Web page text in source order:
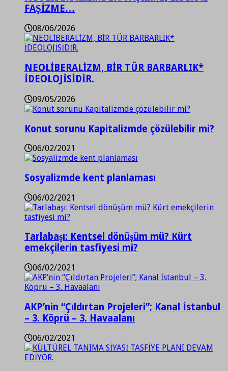
FAŞİZME…
08/06/2026
NEOLİBERALİZM, BİR TÜR BARBARLIK*
İDEOLOJİSİDİR.
09/05/2026
Konut sorunu Kapitalizmde çözülebilir mi?
06/02/2021
Sosyalizmde kent planlaması
06/02/2021
Tarlabaşı: Kentsel dönüşüm mü? Kürt
emekçilerin tasfiyesi mi?
06/02/2021
AKP’nin “Çıldırtan Projeleri”; Kanal İstanbul
– 3. Köprü – 3. Havaalanı
06/02/2021